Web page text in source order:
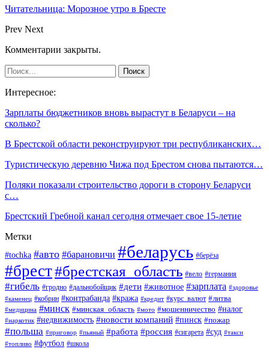
Читательница: Морозное утро в Бресте
Prev Next
Комментарии закрыты.
Интересное:
Зарплаты бюджетников вновь вырастут в Беларуси – на
сколько?
В Брестской области реконструируют три республиканских…
Туристическую деревню Чижа под Брестом снова пытаются…
Поляки показали строительство дороги в сторону Беларуси
с…
Брестский Гребной канал сегодня отмечает свое 15-летие
Метки
#tochka #авто #барановичи #беларусь #берёза
#брест#брестская_область #вело #германия
#гибель #гродно #дальнобойщик #дети #животное #зарплата #здоровье
#каменец #кобрин #контрабанда #кража #кредит #курс_валют #литва
#медицина #минск #минская_область #мото #мошенничество #налог
#наркотик #недвижимость #новости компаний #пинск #пожар
#польша #приговор #пьяный #работа #россия #сигарета #суд #такси
#топливо #футбол #школа